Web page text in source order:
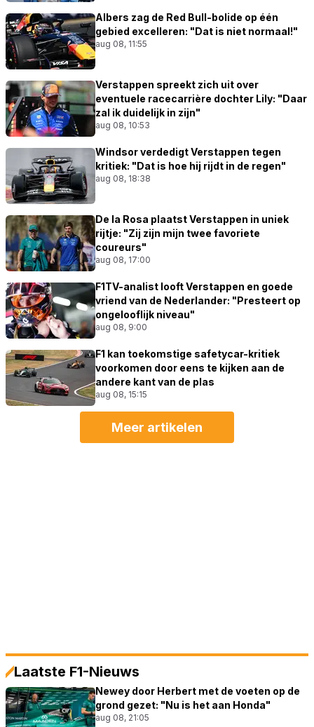
Albers zag de Red Bull-bolide op één
gebied excelleren: "Dat is niet normaal!"
aug 08, 11:55
Verstappen spreekt zich uit over
eventuele racecarrière dochter Lily: "Daar
zal ik duidelijk in zijn"
aug 08, 10:53
Windsor verdedigt Verstappen tegen
kritiek: "Dat is hoe hij rijdt in de regen"
aug 08, 18:38
De la Rosa plaatst Verstappen in uniek
rijtje: "Zij zijn mijn twee favoriete
coureurs"
aug 08, 17:00
F1TV-analist looft Verstappen en goede
vriend van de Nederlander: "Presteert op
ongelooflijk niveau"
aug 08, 9:00
F1 kan toekomstige safetycar-kritiek
voorkomen door eens te kijken aan de
andere kant van de plas
aug 08, 15:15
Meer artikelen
Laatste F1-Nieuws
Newey door Herbert met de voeten op de
grond gezet: "Nu is het aan Honda"
aug 08, 21:05